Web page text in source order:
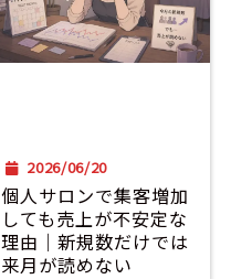
2026/06/20
個人サロンで集客増加
しても売上が不安定な
理由｜新規数だけでは
来月が読めない